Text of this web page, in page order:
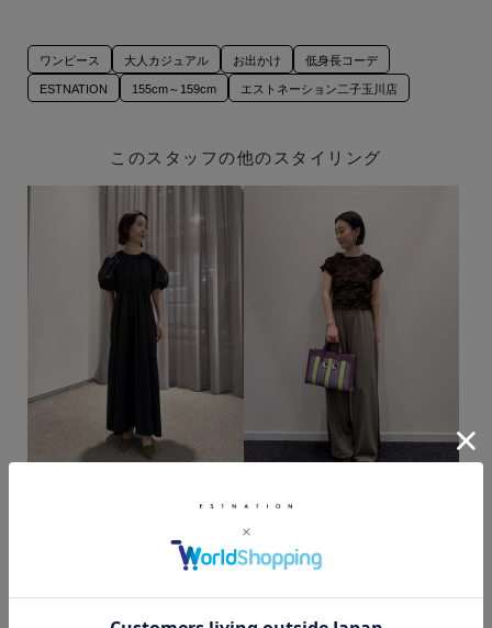
ワンピース 大人カジュアル お出かけ 低身長コーデ
ESTNATION 155cm～159cm エストネーション二子玉川店
このスタッフの他のスタイリング